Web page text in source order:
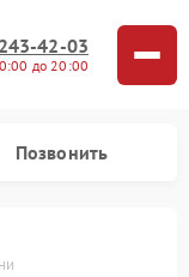
42-03
до 20:00
Позвонить